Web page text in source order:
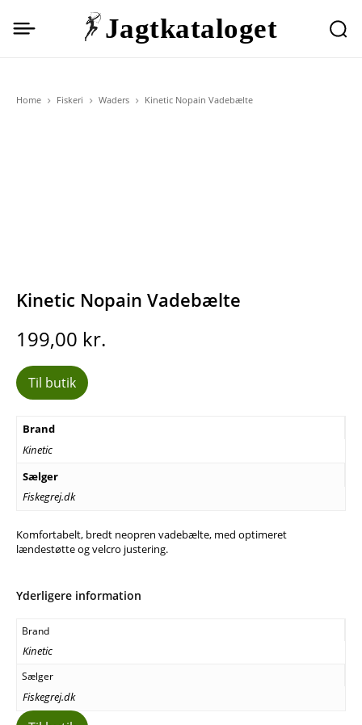
Jagtkataloget
Home Fiskeri Waders Kinetic Nopain Vadebælte
Kinetic Nopain Vadebælte
199,00 kr.
Til butik
Brand
Kinetic
Sælger
Fiskegrej.dk
Komfortabelt, bredt neopren vadebælte, med optimeret
lændestøtte og velcro justering.
Yderligere information
Brand
Kinetic
Sælger
Fiskegrej.dk